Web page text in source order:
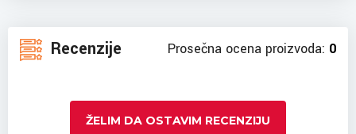
Recenzije Prosečna ocena proizvoda: 0
ŽELIM DA OSTAVIM RECENZIJU